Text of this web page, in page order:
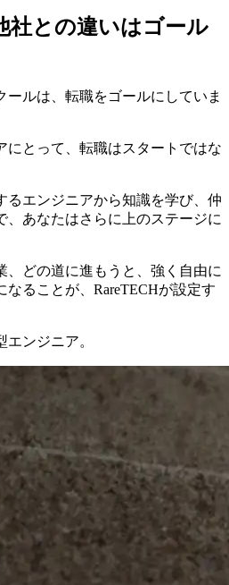
社との違いはゴール
ールは、転職をゴールにしていま
にとって、転職はスタートではな
エンジニアから知識を学び、 仲
、あなたはさらに上のステージに
どの道に進もうと、 強く自由に
ることが、RareTECHが設定す
ンジニア。